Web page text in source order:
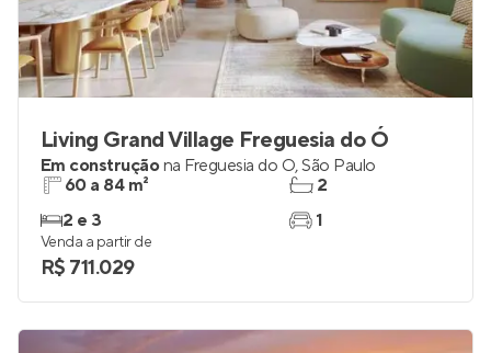
Living Grand Village Freguesia do Ó
Em construçãona Freguesia do Ó,São Paulo
60 a 84 m²
2 e 3
2
1
Venda a partir de
R$ 711.029